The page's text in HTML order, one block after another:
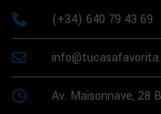
(+34) 640 79 43 69
Av. Maisonnave, 28